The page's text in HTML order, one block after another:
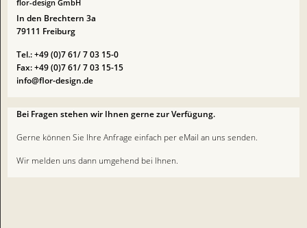
flor-design GmbH
In den Brechtern 3a
79111 Freiburg
Tel.: +49 (0)7 61/ 7 03 15-0
Fax: +49 (0)7 61/ 7 03 15-15
info@flor-design.de
Bei Fragen stehen wir Ihnen gerne zur Verfügung.
Gerne können Sie Ihre Anfrage einfach per eMail an uns senden.
Wir melden uns dann umgehend bei Ihnen.